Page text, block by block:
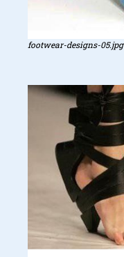
footwear-designs-05.jpg